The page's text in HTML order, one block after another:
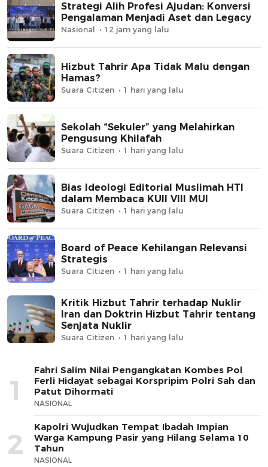
Strategi Alih Profesi Ajudan: Konversi
Pengalaman Menjadi Aset dan Legacy
Nasional 12 jam yang lalu
Hizbut Tahrir Apa Tidak Malu dengan
Hamas?
Suara Citizen 1 hari yang lalu
Sekolah “Sekuler” yang Melahirkan
Pengusung Khilafah
Suara Citizen 1 hari yang lalu
Bias Ideologi Editorial Muslimah HTI
dalam Membaca KUII VIII MUI
Suara Citizen 1 hari yang lalu
Board of Peace Kehilangan Relevansi
Strategis
Suara Citizen 1 hari yang lalu
Kritik Hizbut Tahrir terhadap Nuklir
Iran dan Doktrin Hizbut Tahrir tentang
Senjata Nuklir
Suara Citizen 1 hari yang lalu
1
Fahri Salim Nilai Pengangkatan Kombes Pol
Ferli Hidayat sebagai Korspripim Polri Sah dan
Patut Dihormati
NASIONAL
2
Kapolri Wujudkan Tempat Ibadah Impian
Warga Kampung Pasir yang Hilang Selama 10
Tahun
NASIONAL